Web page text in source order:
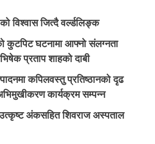
विश्वास जित्दै वर्ल्डलिङ्क
कुटपिट घटनामा आफ्नो संलग्नता
प्रताप शाहको दाबी
कपिलवस्तु प्रतिष्ठानको दृढ
कार्यक्रम सम्पन्न
अंकसहित शिवराज अस्पताल